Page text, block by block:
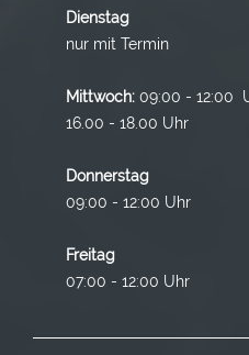
Dienstag
nur mit Termin
Mittwoch: 09:00 - 12:00
16.00 - 18.00 Uhr
Donnerstag
09:00 - 12:00 Uhr
Freitag
07:00 -